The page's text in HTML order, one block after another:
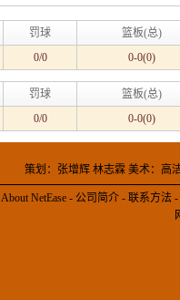
罚球
篮板(总)
0/0 0-0(0)
罚球
篮板(总)
0/0 0-0(0)
策划：张增辉 林志霖 美术：
About NetEase - 公司简介 - 联系方法 -